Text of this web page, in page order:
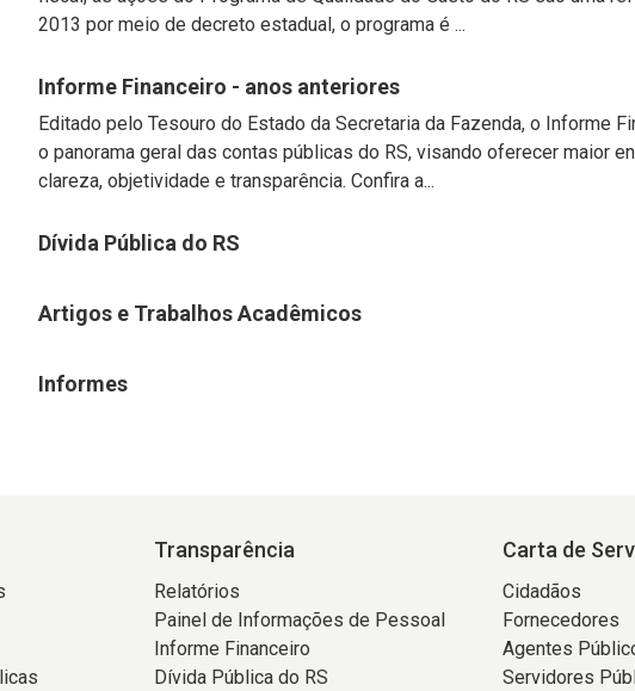
2013 por meio de decreto estadual, o programa é ...
Informe Financeiro - anos anteriores
Editado pelo Tesouro do Estado da Secretaria da Fazenda, o Informe
o panorama geral das contas públicas do RS, visando oferecer maior
clareza, objetividade e transparência. Confira a...
Dívida Pública do RS
Artigos e Trabalhos Acadêmicos
Informes
Transparência
Relatórios
Painel de Informações de Pessoal
Informe Financeiro
Dívida Pública do RS
Carta de
Cidadãos
Fornecedores
Agentes
Servidores